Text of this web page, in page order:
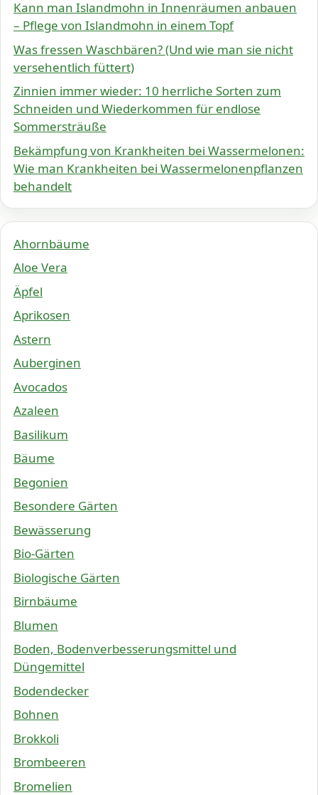
Kann man Islandmohn in Innenräumen anbauen
– Pflege von Islandmohn in einem Topf
Was fressen Waschbären? (Und wie man sie nicht
versehentlich füttert)
Zinnien immer wieder: 10 herrliche Sorten zum
Schneiden und Wiederkommen für endlose
Sommersträuße
Bekämpfung von Krankheiten bei Wassermelonen:
Wie man Krankheiten bei Wassermelonenpflanzen
behandelt
Ahornbäume
Aloe Vera
Äpfel
Aprikosen
Astern
Auberginen
Avocados
Azaleen
Basilikum
Bäume
Begonien
Besondere Gärten
Bewässerung
Bio-Gärten
Biologische Gärten
Birnbäume
Blumen
Boden, Bodenverbesserungsmittel und
Düngemittel
Bodendecker
Bohnen
Brokkoli
Brombeeren
Bromelien